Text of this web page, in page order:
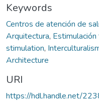
Keywords
Centros de atención de
Arquitectura,
stimulation,
Architecture
URI
https://hdl.handle.net/